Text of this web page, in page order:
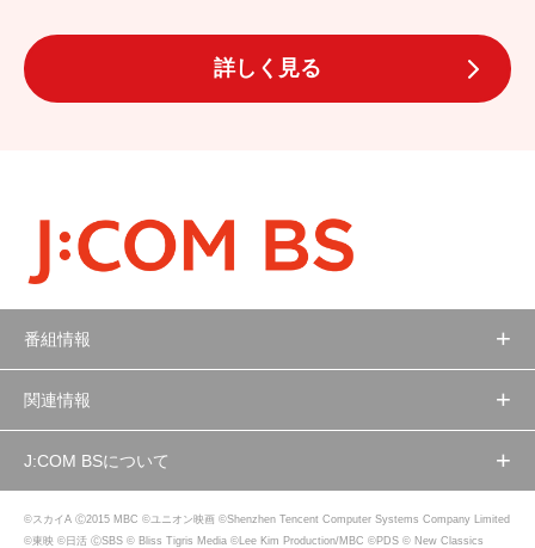
詳しく見る
番組情報
関連情報
J:COM BSについて
©スカイA Ⓒ2015 MBC ©ユニオン映画 ©Shenzhen Tencent Computer Systems Company Limited
©東映 ©日活 ⒸSBS © Bliss Tigris Media ©Lee Kim Production/MBC ©PDS © New Classics